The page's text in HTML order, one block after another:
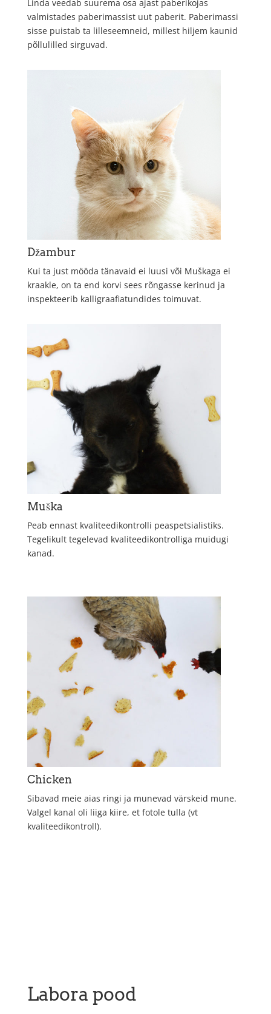
Linda veedab suurema osa ajast paberikojas
valmistades paberimassist uut paberit. Paberimassi
sisse puistab ta lilleseemneid, millest hiljem kaunid
põllulilled sirguvad.
Džambur
Kui ta just mööda tänavaid ei luusi või Muškaga ei
kraakle, on ta end korvi sees rõngasse kerinud ja
inspekteerib kalligraafiatundides toimuvat.
Muška
Peab ennast kvaliteedikontrolli peaspetsialistiks.
Tegelikult tegelevad kvaliteedikontrolliga muidugi
kanad.
Chicken
Sibavad meie aias ringi ja munevad värskeid mune.
Valgel kanal oli liiga kiire, et fotole tulla (vt
kvaliteedikontroll).
Labora pood